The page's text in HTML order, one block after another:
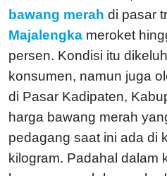
bawang merah di pasar
Majalengka meroket
persen. Kondisi itu
konsumen, namun juga
di Pasar Kadipaten,
harga bawang merah
pedagang saat ini ada di
kilogram. Padahal dalam